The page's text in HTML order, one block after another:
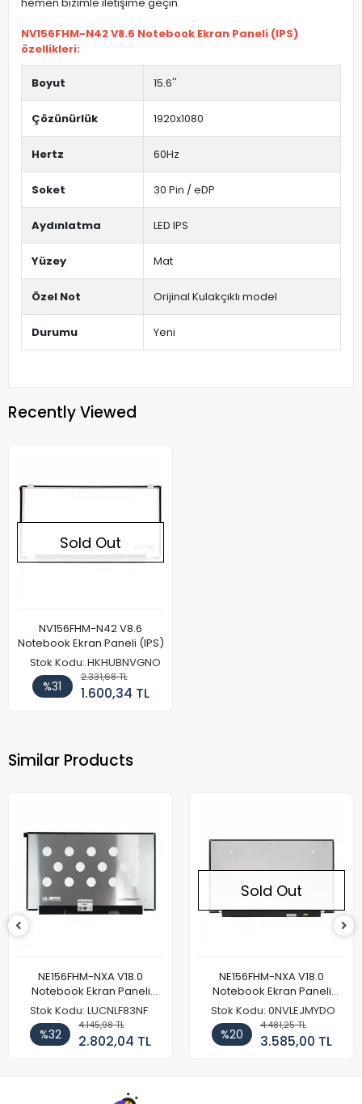
NV156FHM-N42 V8.6 Notebook Ekran Paneli (IPS)
özellikleri:
Boyut 15.6''
Çözünürlük 1920x1080
Hertz 60Hz
Soket 30 Pin / eDP
Aydınlatma LED IPS
Yüzey Mat
Özel Not Orijinal Kulakçıklı model
Durumu Yeni
Recently Viewed
Sold Out
NV156FHM-N42 V8.6
Notebook Ekran Paneli (IPS)
Stok Kodu: HKHUBNVGNO
%31
2.331,68 TL
1.600,34 TL
Similar Products
NXA V18.0
Paneli
TL
TL
NE156FHM-NXA V18.0
Notebook Ekran Paneli
Stok Kodu: 0NVLEJMYDO
%20
4.481,25 TL
3.585,00 TL
Monster
Notebook
%26